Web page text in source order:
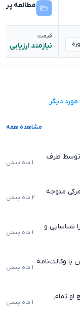
مطالعه
قیمت
نیازمند ارزیابی
مشاهده همه
توسط طرف
۱ ماه پیش
متوجه
۲ ماه پیش
شناسایی و
۱ ماه پیش
وکالت‌نامه
۱ ماه پیش
او تمام
۱ ماه پیش